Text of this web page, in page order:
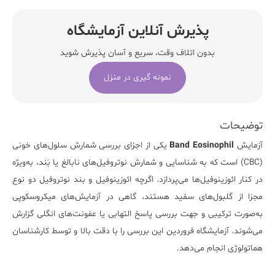
توضیحات
آزمایش Band Eosinophil یکی از اجزای بررسی شمارش سلول‌های خونی
(CBC) است که به شناسایی و شمارش نوتروفیل‌های نابالغ یا بَند، به‌ویژه
در کنار ائوزینوفیل‌ها می‌پردازد. اگرچه ائوزینوفیل و بند نوتروفیل دو نوع
مجزا از گلبول‌های سفید هستند، گاهی در آزمایش‌های میکروسکوپی
به‌صورت ترکیبی و جهت بررسی پاسخ التهابی یا عفونت‌های انگلی گزارش
می‌شوند. آزمایشگاه فروردین این بررسی را با دقت بالا و توسط کارشناسان
هماتولوژی انجام می‌دهد.
پذیرش آنلاین آزمایشگاه
بدون اتلاف وقت، سریع و آسان پذیرش شوید
نمونه گیری در منزل